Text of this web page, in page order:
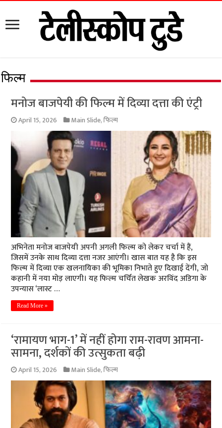
फिल्म
मनोज बाजपेयी की फिल्म में दिव्या दत्ता की एंट्री
April 15, 2026 Main Slide,फिल्म
अभिनेता मनोज बाजपेयी अपनी अगली फिल्म को लेकर चर्चा में हैं,
जिसमें उनके साथ दिव्या दत्ता नजर आएंगी। खास बात यह है कि इस
फिल्म में दिव्या एक खलनायिका की भूमिका निभाते हुए दिखाई देंगी, जो
कहानी में नया मोड़ लाएगी। यह फिल्म चर्चित लेखक अरविंद अडिगा के
उपन्यास ‘लास्ट …
Read More »
‘रामायण भाग-1’ में नहीं होगा राम-रावण आमना-
सामना, दर्शकों की उत्सुकता बढ़ी
April 15, 2026 Main Slide,फिल्म